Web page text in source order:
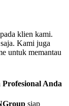
klien kami.
Kami juga
untuk memantau
Anda
siap